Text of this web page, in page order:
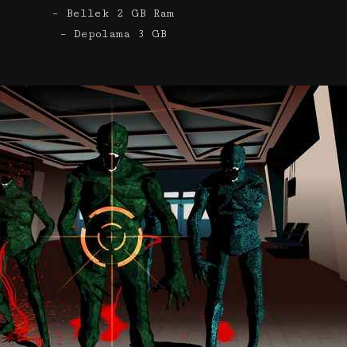
– Bellek 2 GB Ram
– Depolama 3 GB